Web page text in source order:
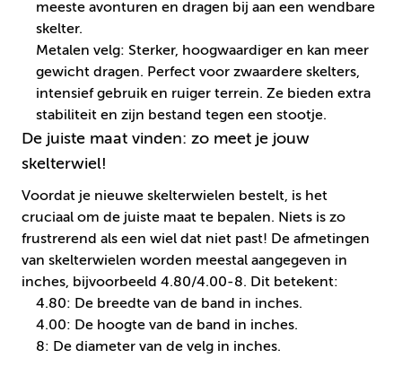
meeste avonturen en dragen bij aan een wendbare
skelter.
Metalen velg: Sterker, hoogwaardiger en kan meer
gewicht dragen. Perfect voor zwaardere skelters,
intensief gebruik en ruiger terrein. Ze bieden extra
stabiliteit en zijn bestand tegen een stootje.
De juiste maat vinden: zo meet je jouw
skelterwiel!
Voordat je nieuwe skelterwielen bestelt, is het
cruciaal om de juiste maat te bepalen. Niets is zo
frustrerend als een wiel dat niet past! De afmetingen
van skelterwielen worden meestal aangegeven in
inches, bijvoorbeeld 4.80/4.00-8. Dit betekent:
4.80: De breedte van de band in inches.
4.00: De hoogte van de band in inches.
8: De diameter van de velg in inches.